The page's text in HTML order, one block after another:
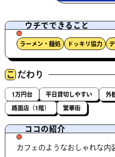
ウチでできること
ラーメン・麺処 ドッキリ協力
こ だわり
1万円台 平日貸切しやすい 外
路面店（1階） 繁華街
ココの紹介
カフェのようなおしゃれな内